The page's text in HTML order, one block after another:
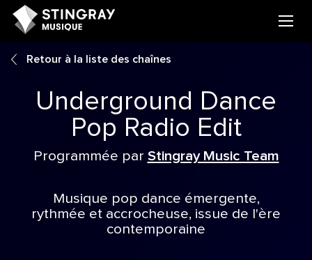
Retour à la liste des chaînes
Underground Dance
Pop Radio Edit
Programmée par Stingray Music Team
Musique pop dance émergente,
rythmée et accrocheuse, issue de l'ère
contemporaine